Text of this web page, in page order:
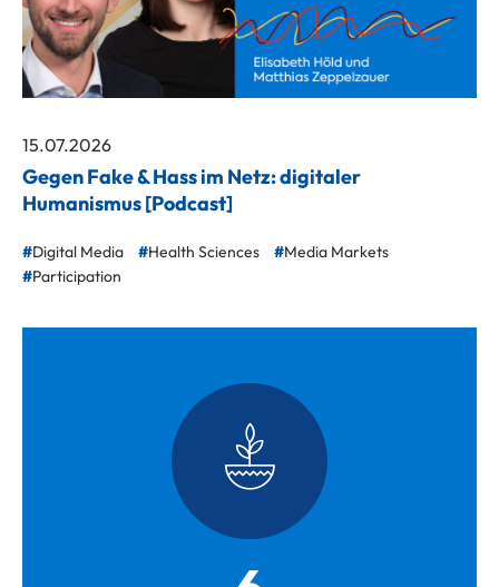
15.07.2026
Gegen Fake & Hass im Netz: digitaler
Humanismus [Podcast]
Digital Media Health Sciences
Media Markets
Participation